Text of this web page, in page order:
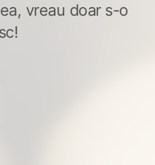
vreau doar s-o